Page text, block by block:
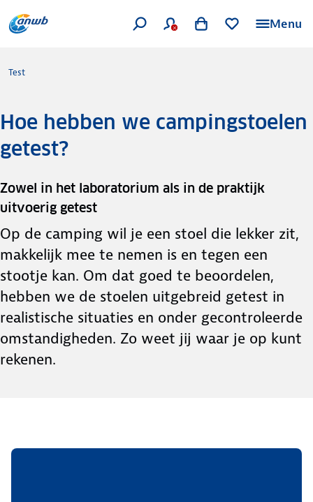
Menu
Test
Hoe hebben we campingstoelen
getest?
Zowel in het laboratorium als in de praktijk
uitvoerig getest
Op de camping wil je een stoel die lekker zit,
makkelijk mee te nemen is en tegen een
stootje kan. Om dat goed te beoordelen,
hebben we de stoelen uitgebreid getest in
realistische situaties en onder gecontroleerde
omstandigheden. Zo weet jij waar je op kunt
rekenen.